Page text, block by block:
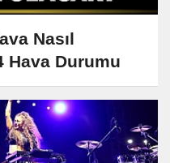
Nasıl
Hava Durumu